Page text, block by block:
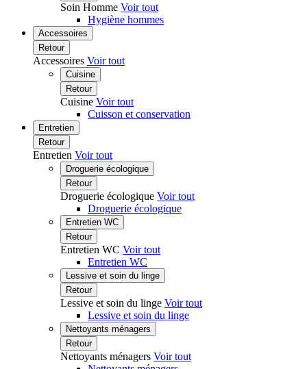
Soin Homme Voir tout
Hygiène hommes
Accessoires
Retour
Accessoires Voir tout
Cuisine
Retour
Cuisine Voir tout
Cuisson et conservation
Entretien
Retour
Entretien Voir tout
Droguerie écologique
Retour
Droguerie écologique Voir tout
Droguerie écologique
Entretien WC
Retour
Entretien WC Voir tout
Entretien WC
Lessive et soin du linge
Retour
Lessive et soin du linge Voir tout
Lessive et soin du linge
Nettoyants ménagers
Retour
Nettoyants ménagers Voir tout